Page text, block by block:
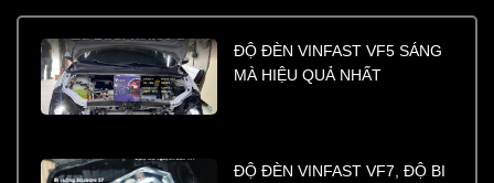
ĐỘ ĐÈN VINFAST VF5 SÁNG
MÀ HIỆU QUẢ NHẤT
ĐỘ ĐÈN VINFAST VF7, ĐỘ BI